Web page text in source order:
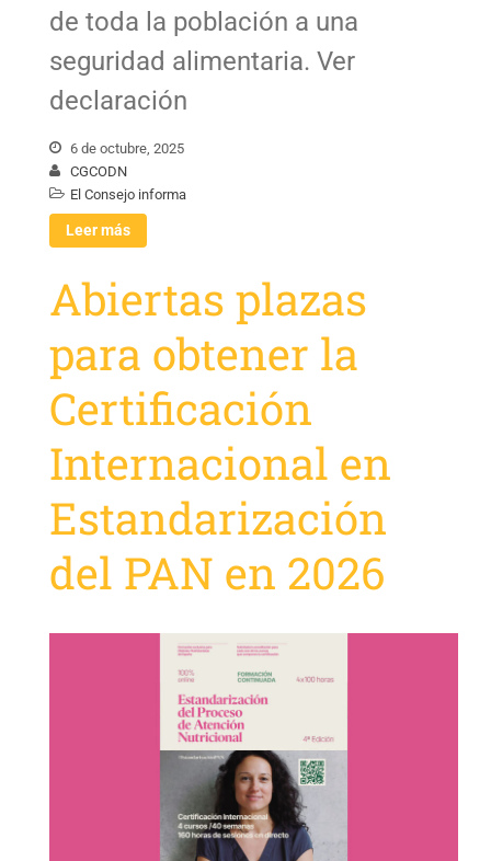
de toda la población a una
seguridad alimentaria. Ver
declaración
6 de octubre, 2025
CGCODN
El Consejo informa
Leer más
Abiertas plazas
para obtener la
Certificación
Internacional en
Estandarización
del PAN en 2026